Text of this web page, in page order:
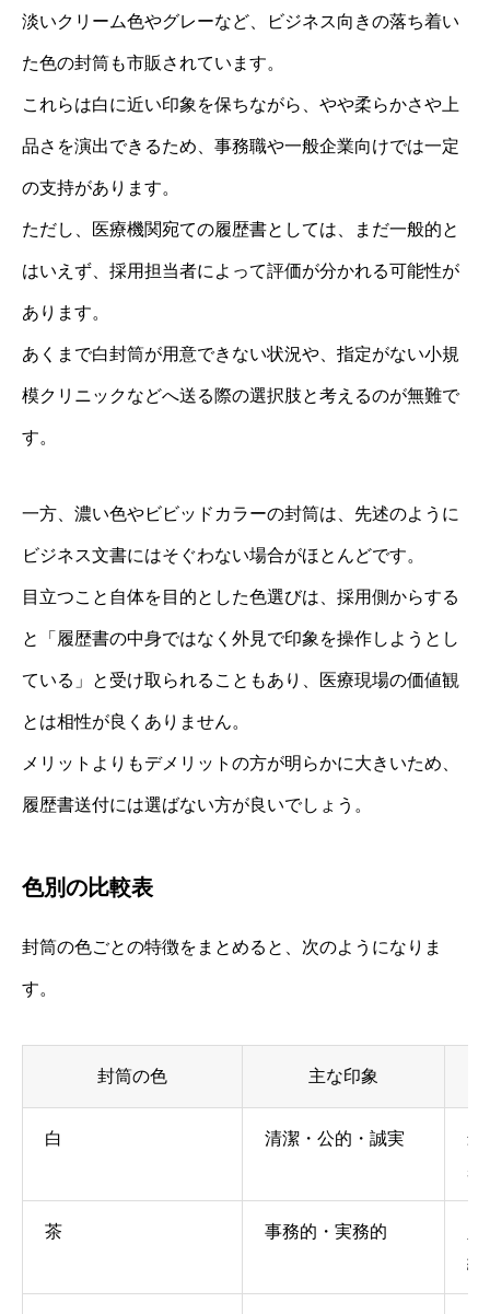
淡いクリーム色やグレーなど、ビジネス向きの落ち着い
た色の封筒も市販されています。
これらは白に近い印象を保ちながら、やや柔らかさや上
品さを演出できるため、事務職や一般企業向けでは一定
の支持があります。
ただし、医療機関宛ての履歴書としては、まだ一般的と
はいえず、採用担当者によって評価が分かれる可能性が
あります。
あくまで白封筒が用意できない状況や、指定がない小規
模クリニックなどへ送る際の選択肢と考えるのが無難で
す。
一方、濃い色やビビッドカラーの封筒は、先述のように
ビジネス文書にはそぐわない場合がほとんどです。
目立つこと自体を目的とした色選びは、採用側からする
と「履歴書の中身ではなく外見で印象を操作しようとし
ている」と受け取られることもあり、医療現場の価値観
とは相性が良くありません。
メリットよりもデメリットの方が明らかに大きいため、
履歴書送付には選ばない方が良いでしょう。
色別の比較表
封筒の色ごとの特徴をまとめると、次のようになりま
す。
封筒の色 主な印象
白 清潔・公的・誠実
最
宛
茶 事務的・実務的
紙